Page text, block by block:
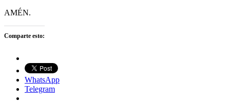
AMÉN.
Comparte esto:
WhatsApp
Telegram